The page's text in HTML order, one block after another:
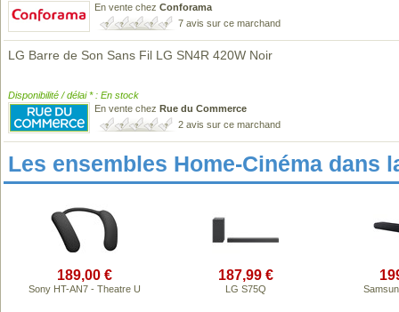
En vente chez Conforama
7 avis sur ce marchand
LG Barre de Son Sans Fil LG SN4R 420W Noir
Disponibilité / délai * : En stock
En vente chez Rue du Commerce
2 avis sur ce marchand
Les ensembles Home-Cinéma dans
189,00 €
Sony HT-AN7 - Theatre U
187,99 €
LG S75Q